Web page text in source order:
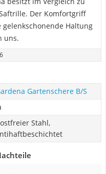
Der Komfortgriff
Haltung
uns.
Gartenschere B/S
Stahl,